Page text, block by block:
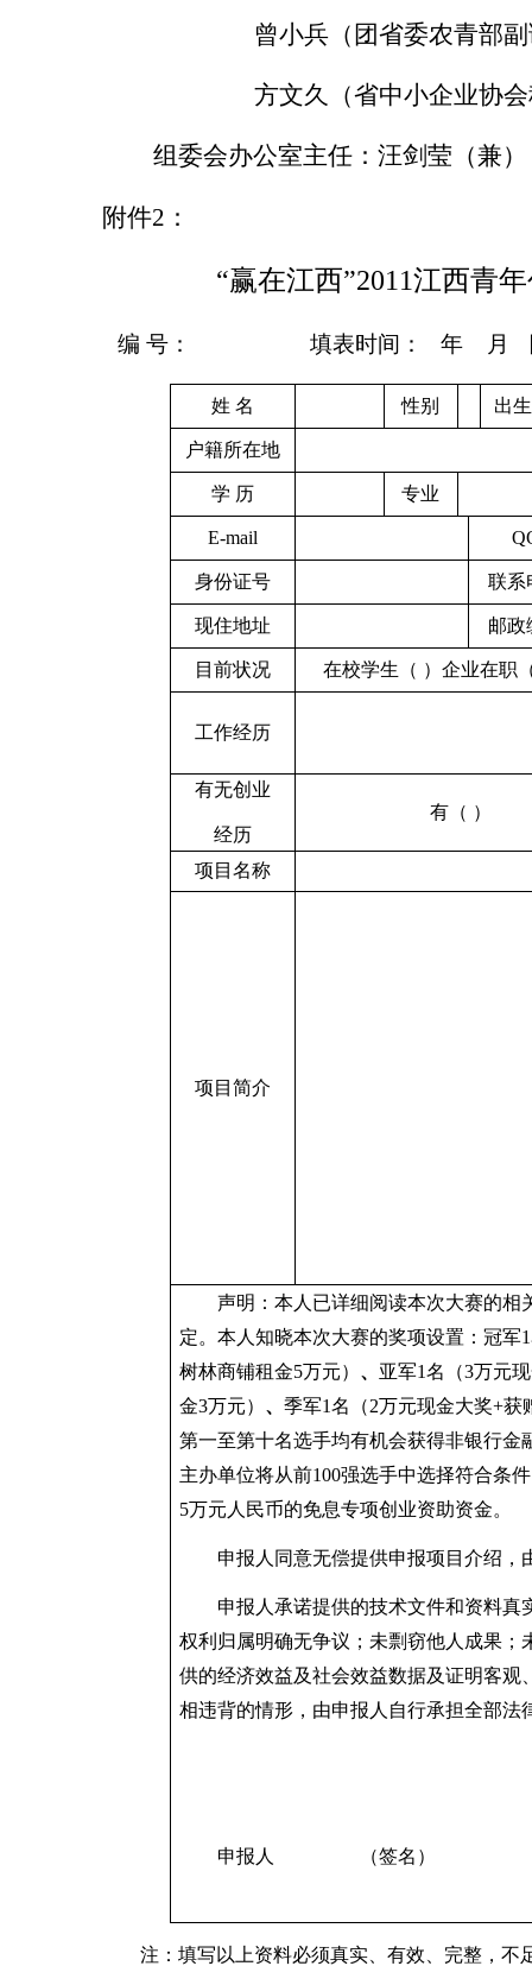
曾小兵（团省委农青部
方文久（省中小企业协
组委会办公室主任：汪剑莹（兼）
附件2 ：
“赢在江西”2011江西青
编 号： 填表时间： 年 月
姓 名 性别 出
户籍所在地
学 历 专业
E-mail
身份证号 联系
现住地址 邮政
目前状况 在校学生（ ）企业在职
工作经历
有无创业
经历
有（ ）
项目名称
项目简介
声明：本人已详细阅读本次大赛的相
定。本人知晓本次大赛的奖项设置：冠军1
树林商铺租金5万元） 、 亚军1名（3万元
金3万元） 、 季军1名（2万元现金大奖+获
第一至第十名选手均有机会获得非银行金
主办单位将从前100强选手中选择符合条
5万元人民币的免息专项创业资助资金。
申报人同意无偿提供申报项目介绍，
申报人承诺提供的技术文件和资料真
权利归属明确无争议；未剽窃他人成果；
供的经济效益及社会效益数据及证明客观
相违背的情形，由申报人自行承担全部法
申报人 （签名）
注：填写以上资料必须真实、有效、完整，不